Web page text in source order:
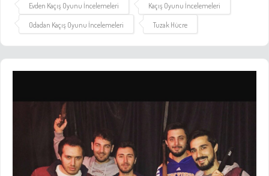
Evden Kaçış Oyunu İncelemeleri Kaçış Oyunu İncelemeleri
Odadan Kaçış Oyunu İncelemeleri Tuzak Hücre